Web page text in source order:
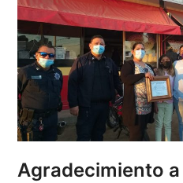
Agradecimiento